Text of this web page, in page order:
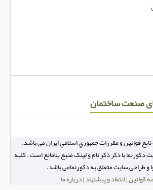
صنعت ساختمان
قوانين و مقررات جمهوري اسلامي ايران می باشد.
دکورنما با ذکر ذکر نام و لینک منبع بلامانع است . کلیه
و طراحی سایت متعلق به دکورنمامی باشد.
قوانین|انتقاد و پیشنهاد|درباره ما